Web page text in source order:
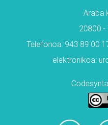
Araba
20800 -
Telefonoa: 943 89 00
elektronikoa: